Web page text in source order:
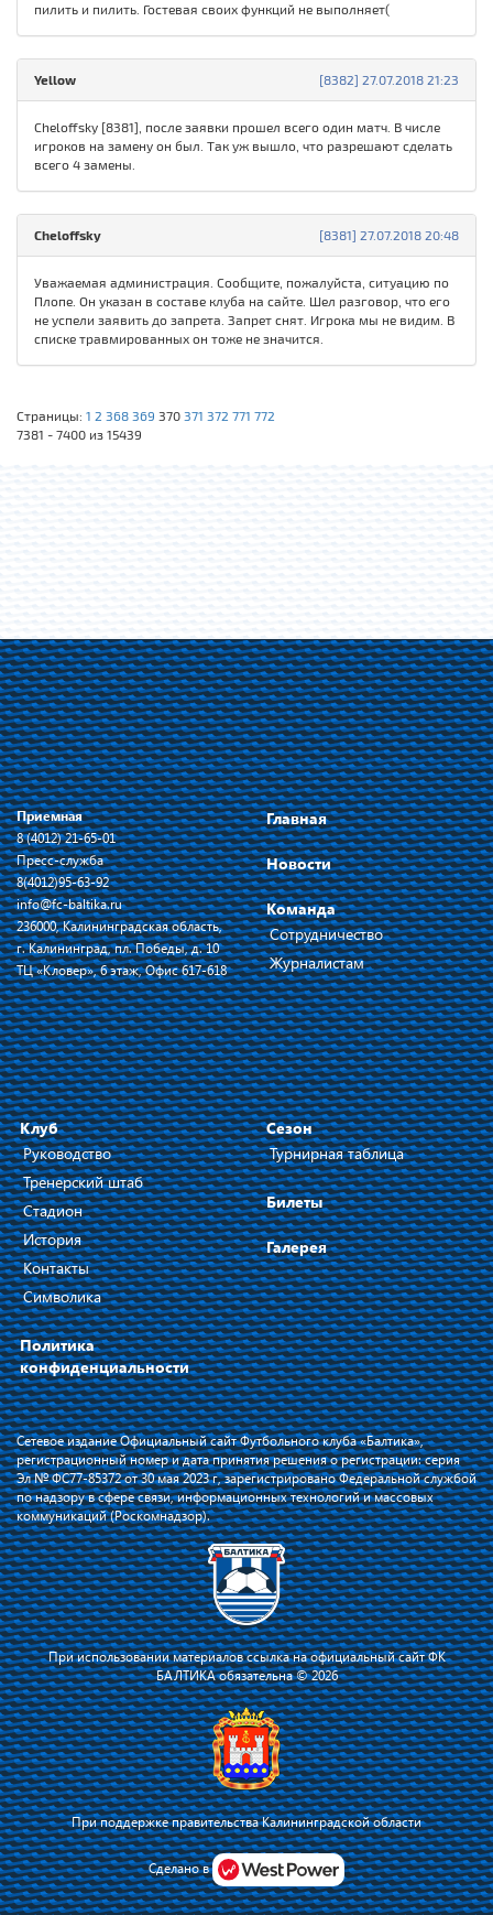
пилить и пилить. Гостевая своих функций не выполняет(
[8382] 27.07.2018 21:23
Yellow
Cheloffsky [8381], после заявки прошел всего один матч. В числе
игроков на замену он был. Так уж вышло, что разрешают сделать
всего 4 замены.
[8381] 27.07.2018 20:48
Cheloffsky
Уважаемая администрация. Сообщите, пожалуйста, ситуацию по
Плопе. Он указан в составе клуба на сайте. Шел разговор, что его
не успели заявить до запрета. Запрет снят. Игрока мы не видим. В
списке травмированных он тоже не значится.
Страницы: 1 2 368 369 370 371 372 771 772
7381 - 7400 из 15439
Я соглашаюсь с тем, что владелец сайта использует файлы cookie для
повышения удобства работы на сайте и сервис Яндекс.Метрика. Оставаясь
на сайте, я соглашаюсь сполитикой их применения.
Приемная
8 (4012) 21-65-01
Пресс-служба
8(4012)95-63-92
info@fc-baltika.ru
236000, Калининградская область,
г. Калининград, пл. Победы, д. 10
ТЦ «Кловер», 6 этаж, Офис 617-618
Главная
Новости
Команда
Сотрудничество
Журналистам
Клуб
Руководство
Тренерский штаб
Стадион
История
Контакты
Символика
Политика
конфиденциальности
Сезон
Турнирная таблица
Билеты
Галерея
Сетевое издание Официальный сайт Футбольного клуба «Балтика»,
регистрационный номер и дата принятия решения о регистрации: серия
Эл № ФС77-85372 от 30 мая 2023 г, зарегистрировано Федеральной службой
по надзору в сфере связи, информационных технологий и массовых
коммуникаций (Роскомнадзор).
При использовании материалов ссылка на официальный сайт ФК
БАЛТИКА обязательна © 2026
При поддержке правительства Калининградской области
Сделано в